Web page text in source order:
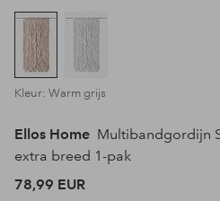
Kleur: Warm grijs
Ellos Home Multibandgordijn
extra breed 1-pak
78,99 EUR